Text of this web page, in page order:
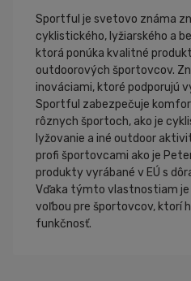
Sportful je svetovo známa
cyklistického, lyžiarského a
ktorá ponúka kvalitné
outdoorových športovcov.
inováciami, ktoré podporujú
Sportful zabezpečuje
rôznych športoch, ako je
lyžovanie a iné outdoor
profi športovcami ako je
produkty vyrábané v EÚ s
Vďaka týmto vlastnostiam
voľbou pre športovcov, ktorí
funkčnosť.